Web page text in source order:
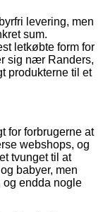
levering, men
sum.
letkøbte form for
sig nær Randers,
produkterne til et
for forbrugerne at
webshops, og
tvunget til at
babyer, men
og endda nogle